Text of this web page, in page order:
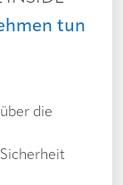
tun
die